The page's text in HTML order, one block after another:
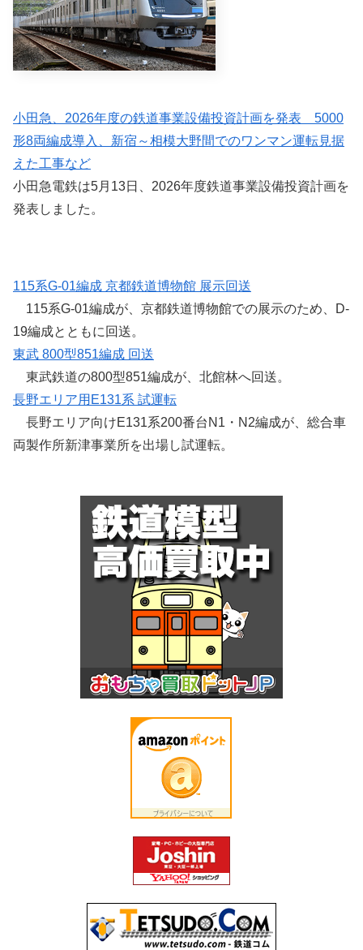
小田急、2026年度の鉄道事業設備投資計画を発表 5000
形8両編成導入、新宿～相模大野間でのワンマン運転見据
えた工事など
小田急電鉄は5月13日、2026年度鉄道事業設備投資計画を
発表しました。
115系G-01編成 京都鉄道博物館 展示回送
115系G-01編成が、京都鉄道博物館での展示のため、D-
19編成とともに回送。
東武 800型851編成 回送
東武鉄道の800型851編成が、北館林へ回送。
長野エリア用E131系 試運転
長野エリア向けE131系200番台N1・N2編成が、総合車
両製作所新津事業所を出場し試運転。